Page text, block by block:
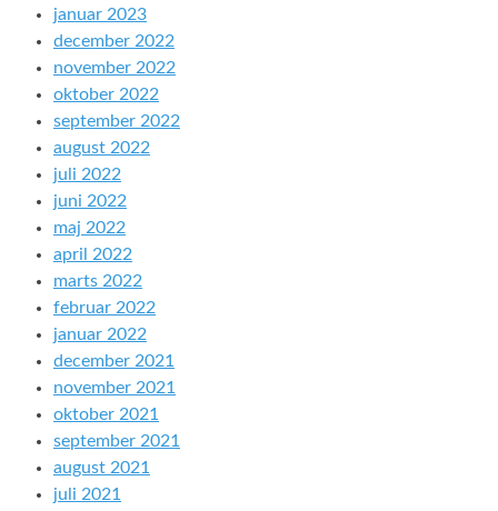
januar 2023
december 2022
november 2022
oktober 2022
september 2022
august 2022
juli 2022
juni 2022
maj 2022
april 2022
marts 2022
februar 2022
januar 2022
december 2021
november 2021
oktober 2021
september 2021
august 2021
juli 2021